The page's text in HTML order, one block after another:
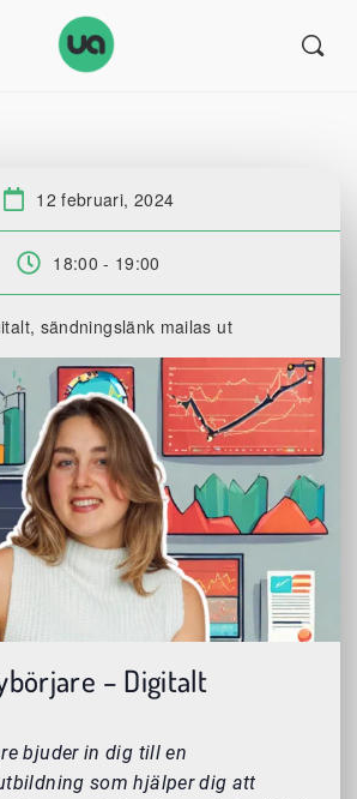
Datum:
12 februari, 2024
Tid:
18:00 - 19:00
sändningslänk mailas ut
– Digitalt
bjuder in dig till en
som hjälper dig att